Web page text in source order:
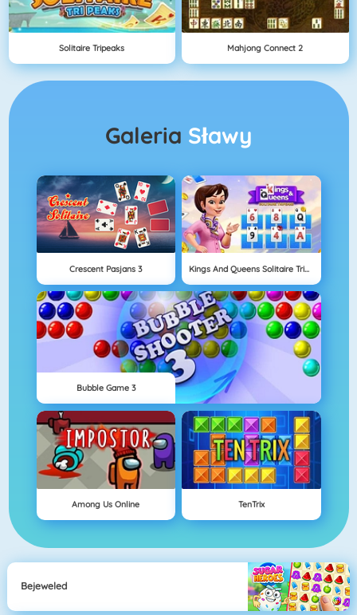
Solitaire Tripeaks Mahjong Connect 2
Galeria Sławy
Crescent Pasjans 3 Kings And Queens Solitaire Tripeaks
Bubble Game 3
Among Us Online TenTrix
Bejeweled